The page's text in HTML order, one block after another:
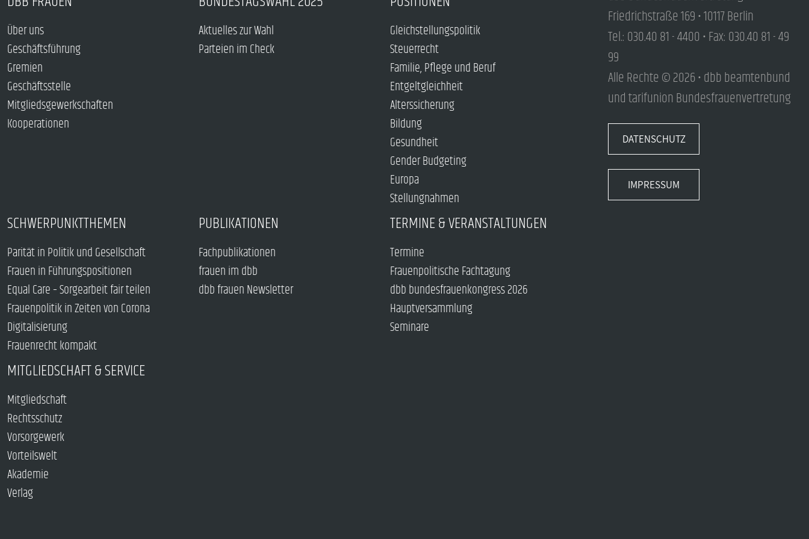
Über uns
Geschäftsführung
Gremien
Geschäftsstelle
Mitgliedsgewerkschaften
Kooperationen
Aktuelles zur Wahl
Parteien im Check
Gleichstellungspolitik
Steuerrecht
Familie, Pflege und Beruf
Entgeltgleichheit
Alterssicherung
Bildung
Gesundheit
Gender Budgeting
Europa
Stellungnahmen
SCHWERPUNKTTHEMEN
Parität in Politik und Gesellschaft
Frauen in Führungspositionen
Equal Care – Sorgearbeit fair teilen
Frauenpolitik in Zeiten von Corona
Digitalisierung
Frauenrecht kompakt
PUBLIKATIONEN
Fachpublikationen
frauen im dbb
dbb frauen Newsletter
TERMINE & VERANSTALTUNGEN
Termine
Frauenpolitische Fachtagung
dbb bundesfrauenkongress 2026
Hauptversammlung
Seminare
MITGLIEDSCHAFT & SERVICE
Mitgliedschaft
Rechtsschutz
Vorsorgewerk
Vorteilswelt
Akademie
Verlag
Friedrichstraße 169 • 10117 Berlin
Tel.: 030.40 81 - 4400 • Fax: 030.40 81 - 49
99
Alle Rechte © 2026 • dbb beamtenbund
und tarifunion Bundesfrauenvertretung
DATENSCHUTZ
IMPRESSUM